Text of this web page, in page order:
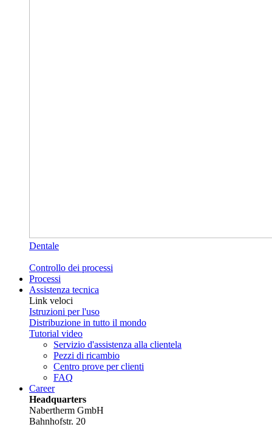
Dentale
Controllo dei processi
Processi
Assistenza tecnica
Link veloci
Istruzioni per l'uso
Distribuzione in tutto il mondo
Tutorial video
Servizio d'assistenza alla clientela
Pezzi di ricambio
Centro prove per clienti
FAQ
Career
Headquarters
Nabertherm GmbH
Bahnhofstr. 20